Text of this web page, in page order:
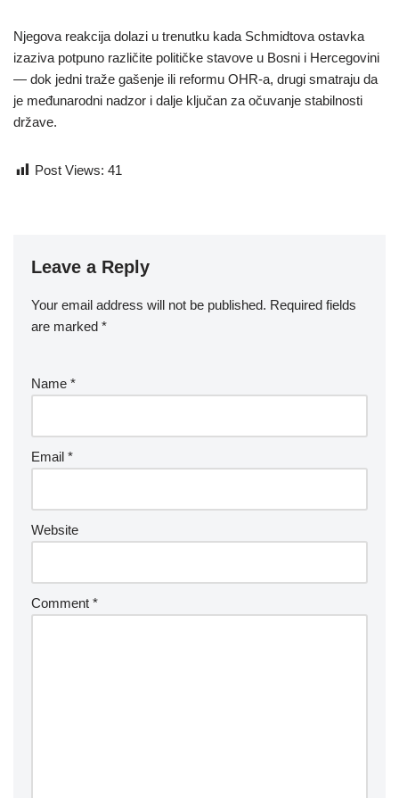
Njegova reakcija dolazi u trenutku kada Schmidtova ostavka
izaziva potpuno različite političke stavove u Bosni i Hercegovini
— dok jedni traže gašenje ili reformu OHR-a, drugi smatraju da
je međunarodni nadzor i dalje ključan za očuvanje stabilnosti
države.
Post Views: 41
Leave a Reply
Your email address will not be published. Required fields
are marked *
Name *
Email *
Website
Comment *